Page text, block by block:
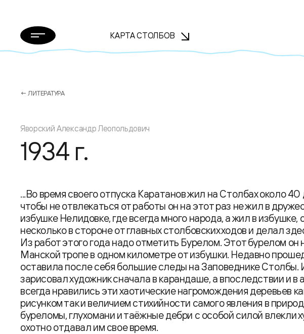
КАРТА СТОЛБОВ
← ЛИТЕРАТУРА
Яворский Александр Леопольдович
1934 г.
...Во время своего отпуска Каратанов жил на Столбах около 40
чтобы не отвлекаться от работы он на этот раз не жил в
избушке Нелидовке, где всегда много народа, а жил в избушке,
несколько в стороне от главных столбовских ходов и делал
Из работ этого года надо отметить Бурелом. Этот бурелом он
Манской тропе в одном километре от избушки. Недавно
оставила после себя большие следы на Заповеднике Столбы.
зарисовал художник сначала в карандаше, а впоследствии и в
всегда нравились эти хаотические нагромождения деревьев
рисунком так и величием стихийности самого явления в
буреломы, глухомани и таёжные дебри с особой силой влекли
охотно отдавал им свое время.